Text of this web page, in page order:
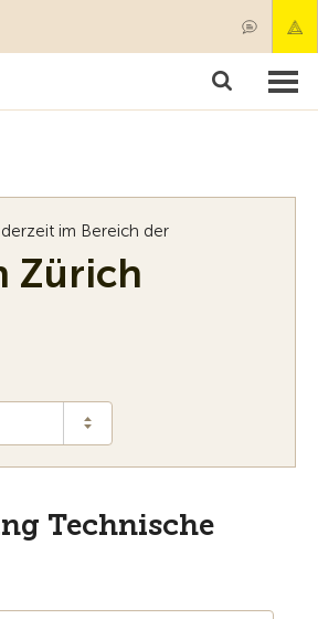
im Bereich der
Zürich
Technische